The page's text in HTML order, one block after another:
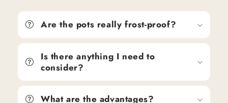
Are the pots really frost-proof?
Is there anything I need to
consider?
What are the advantages?